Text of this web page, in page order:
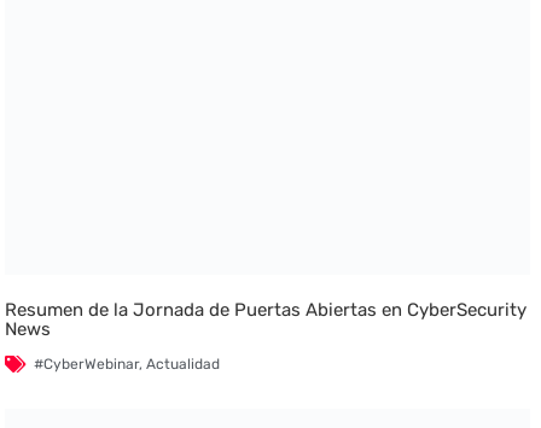
Resumen de la Jornada de Puertas Abiertas en CyberSecurity
News
#CyberWebinar,Actualidad